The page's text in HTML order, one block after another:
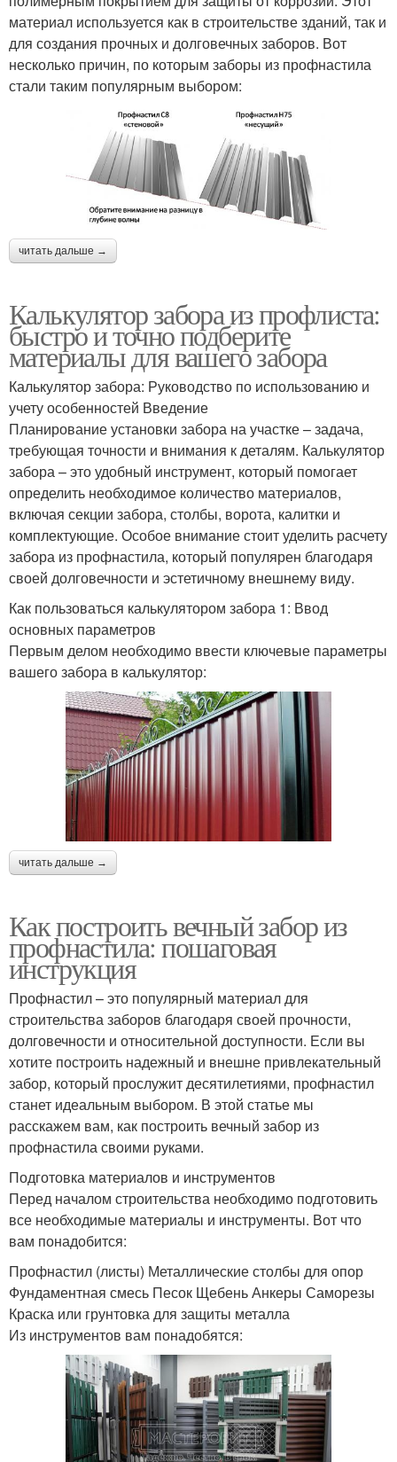
материал используется как в строительстве зданий, так и
для создания прочных и долговечных заборов. Вот
несколько причин, по которым заборы из профнастила
стали таким популярным выбором:
читать дальше →
Калькулятор забора из профлиста:
быстро и точно подберите
материалы для вашего забора
Калькулятор забора: Руководство по использованию и
учету особенностей Введение
Планирование установки забора на участке – задача,
требующая точности и внимания к деталям. Калькулятор
забора – это удобный инструмент, который помогает
определить необходимое количество материалов,
включая секции забора, столбы, ворота, калитки и
комплектующие. Особое внимание стоит уделить расчету
забора из профнастила, который популярен благодаря
своей долговечности и эстетичному внешнему виду.
Как пользоваться калькулятором забора 1: Ввод
основных параметров
Первым делом необходимо ввести ключевые параметры
вашего забора в калькулятор:
читать дальше →
Как построить вечный забор из
профнастила: пошаговая
инструкция
Профнастил – это популярный материал для
строительства заборов благодаря своей прочности,
долговечности и относительной доступности. Если вы
хотите построить надежный и внешне привлекательный
забор, который прослужит десятилетиями, профнастил
станет идеальным выбором. В этой статье мы
расскажем вам, как построить вечный забор из
профнастила своими руками.
Подготовка материалов и инструментов
Перед началом строительства необходимо подготовить
все необходимые материалы и инструменты. Вот что
вам понадобится:
Профнастил (листы) Металлические столбы для опор
Фундаментная смесь Песок Щебень Анкеры Саморезы
Краска или грунтовка для защиты металла
Из инструментов вам понадобятся: